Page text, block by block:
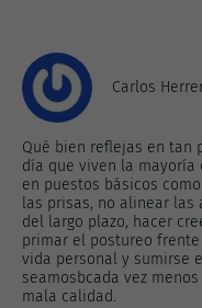
Carlos
Qué bien reflejas en tan
día que viven la mayoría
en puestos básicos
las prisas, no alinear las
del largo plazo, hacer
primar el postureo
vida personal y sumirse
seamosbcada vez
mala calidad.